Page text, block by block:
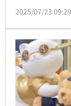
作權，卻等不
時扮演受害者
2025/07/23 09:29